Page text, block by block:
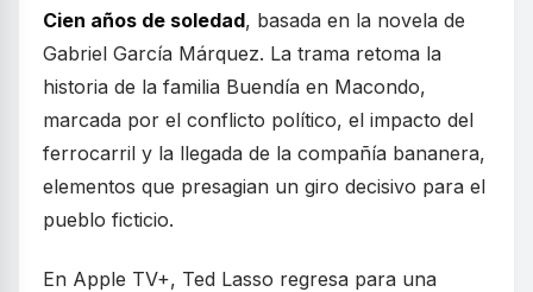
Cien años de soledad, basada en la novela de
Gabriel García Márquez. La trama retoma la
historia de la familia Buendía en Macondo,
marcada por el conflicto político, el impacto del
ferrocarril y la llegada de la compañía bananera,
elementos que presagian un giro decisivo para el
pueblo ficticio.
En Apple TV+, Ted Lasso regresa para una